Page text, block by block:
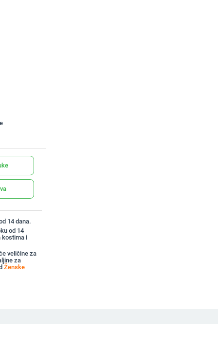
14 dana.
od 14
kostima i
veličine za
za
Ženske